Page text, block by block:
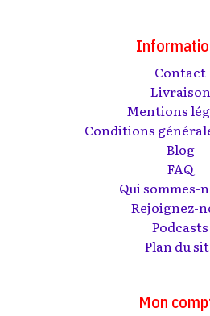
Contact
Livraison
Mentions
Conditions
Blog
FAQ
Qui sommes-
Rejoignez-
Podcasts
Plan du
Mon